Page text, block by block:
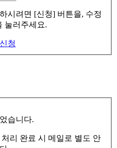
시려면 [신청] 버튼을, 수정
눌러주세요.
신청
습니다.
리 완료 시 메일로 별도 안